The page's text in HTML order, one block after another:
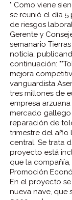
" Como viene
se reunió el día 5
de riesgos
Gerente y
semanario
noticia,
continuación: ""
mejora
vanguardista
tres millones de
empresa
mercado gallego
reparación de
trimestre del año
central. Se trata
proyecto está
que la
Promoción
En el proyecto
nueva nave, que